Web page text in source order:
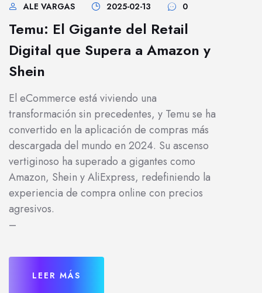
ALE VARGAS 2025-02-13 0
Temu: El Gigante del Retail
Digital que Supera a Amazon y
Shein
El eCommerce está viviendo una
transformación sin precedentes, y Temu se ha
convertido en la aplicación de compras más
descargada del mundo en 2024. Su ascenso
vertiginoso ha superado a gigantes como
Amazon, Shein y AliExpress, redefiniendo la
experiencia de compra online con precios
agresivos.
–
LEER MÁS